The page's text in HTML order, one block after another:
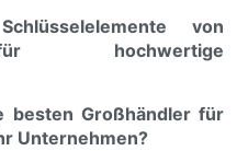
von
hochwertige
besten Großhändler für
Unternehmen?